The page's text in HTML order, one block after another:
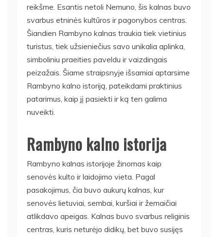
reikšme. Esantis netoli Nemuno, šis kalnas buvo
svarbus etninės kultūros ir pagonybos centras.
Šiandien Rambyno kalnas traukia tiek vietinius
turistus, tiek užsieniečius savo unikalia aplinka,
simboliniu praeities paveldu ir vaizdingais
peizažais. Šiame straipsnyje išsamiai aptarsime
Rambyno kalno istoriją, pateikdami praktinius
patarimus, kaip jį pasiekti ir ką ten galima
nuveikti.
Rambyno kalno istorija
Rambyno kalnas istorijoje žinomas kaip
senovės kulto ir laidojimo vieta. Pagal
pasakojimus, čia buvo aukurų kalnas, kur
senovės lietuviai, sembai, kuršiai ir žemaičiai
atlikdavo apeigas. Kalnas buvo svarbus religinis
centras, kuris neturėjo didikų, bet buvo susijęs